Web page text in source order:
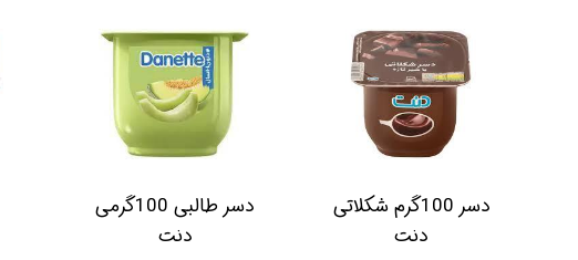
دسر 100گرم شکلاتی
دنت
دسر طالبی 100گرمی
دنت